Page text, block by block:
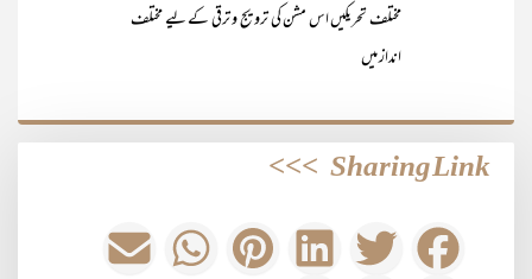
مختلف تحریکیں اس مشن کی ترویج و ترقی کے لیے مختلف
انداز میں
Sharing Link
>>>